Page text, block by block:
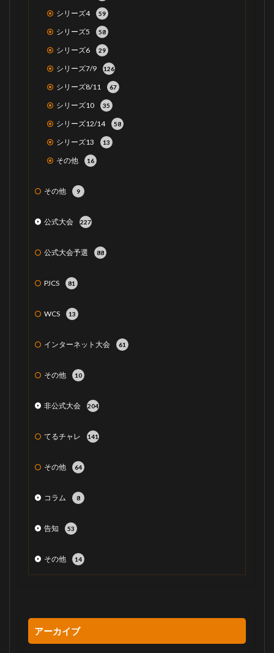
シリーズ4 59
シリーズ5 58
シリーズ6 29
シリーズ7/9 126
シリーズ8/11 67
シリーズ10 35
シリーズ12/14 58
シリーズ13 13
その他 16
その他 9
公式大会 227
公式大会予選 88
PJCS 81
WCS 13
インターネット大会 61
その他 10
非公式大会 204
てるチャレ 141
その他 64
コラム 8
告知 53
その他 14
アーカイブ